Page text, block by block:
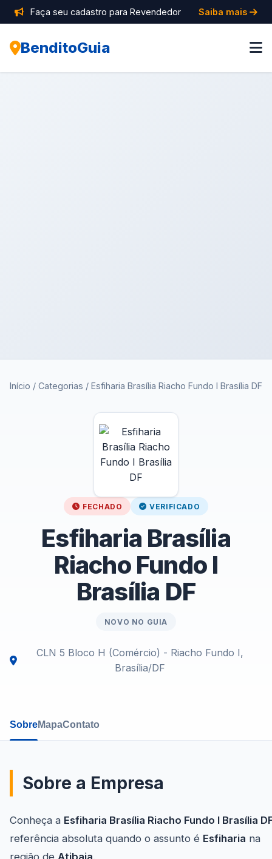
Faça seu cadastro para Revendedor Saiba mais
BenditoGuia
Início / Categorias / Esfiharia Brasília Riacho Fundo I Brasília DF
FECHADO VERIFICADO
Esfiharia Brasília
Riacho Fundo I
Brasília DF
NOVO NO GUIA
CLN 5 Bloco H (Comércio) - Riacho Fundo I,
Brasília/DF
SobreMapaContato
Sobre a Empresa
Conheça a Esfiharia Brasília Riacho Fundo I Brasília
referência absoluta quando o assunto é Esfiharia na